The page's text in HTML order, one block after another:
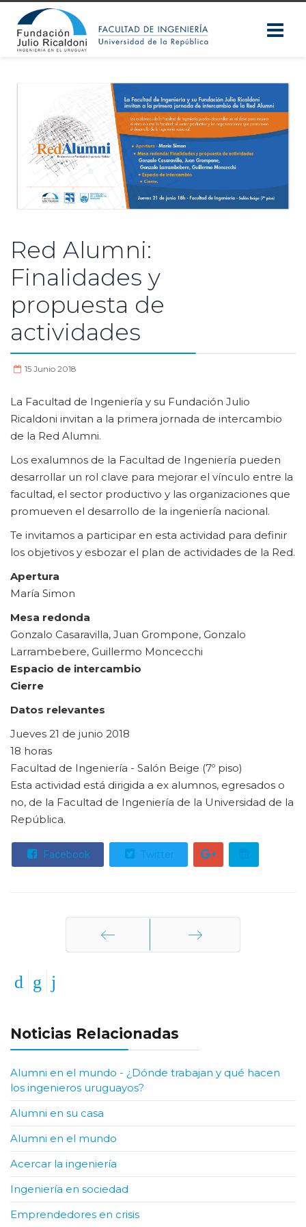
Red Alumni:
Finalidades y
propuesta de
actividades
15 Junio 2018
La Facultad de Ingeniería y su Fundación Julio
Ricaldoni invitan a la primera jornada de intercambio
de la Red Alumni.
Los exalumnos de la Facultad de Ingeniería pueden
desarrollar un rol clave para mejorar el vínculo entre la
facultad, el sector productivo y las organizaciones que
promueven el desarrollo de la ingeniería nacional.
Te invitamos a participar en esta actividad para definir
los objetivos y esbozar el plan de actividades de la Red.
Apertura
María Simon
Mesa redonda
Gonzalo Casaravilla, Juan Grompone, Gonzalo
Larrambebere, Guillermo Moncecchi
Espacio de intercambio
Cierre
Datos relevantes
Jueves 21 de junio 2018
18 horas
Facultad de Ingeniería - Salón Beige (7º piso)
Esta actividad está dirigida a ex alumnos, egresados o
no, de la Facultad de Ingeniería de la Universidad de la
República.
Facebook Twitter
Noticias Relacionadas
Alumni en el mundo - ¿Dónde trabajan y qué hacen
los ingenieros uruguayos?
Alumni en su casa
Alumni en el mundo
Acercar la ingeniería
Ingeniería en sociedad
Emprendedores en crisis